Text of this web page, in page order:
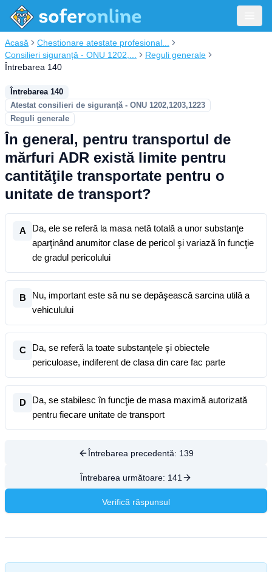
Acasă
Chestionare atestate profesional...
Consilieri siguranță - ONU 1202,...
Reguli generale
Întrebarea 140
Întrebarea 140
Atestat consilieri de siguranță - ONU 1202,1203,1223
Reguli generale
În general, pentru transportul de
mărfuri ADR există limite pentru
cantităţile transportate pentru o
unitate de transport?
A
Da, ele se referă la masa netă totală a unor substanţe
aparţinând anumitor clase de pericol şi variază în funcţie
de gradul pericolului
B
Nu, important este să nu se depăşească sarcina utilă a
vehiculului
C
Da, se referă la toate substanţele şi obiectele
periculoase, indiferent de clasa din care fac parte
D
Da, se stabilesc în funcţie de masa maximă autorizată
pentru fiecare unitate de transport
Întrebarea precedentă: 139
Întrebarea următoare: 141
Verifică răspunsul